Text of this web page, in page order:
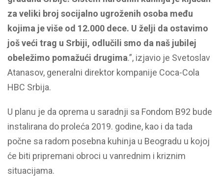
za veliki broj socijalno ugroženih osoba među
kojima je više od 12.000 dece. U želji da ostavimo
još veći trag u Srbiji, odlučili smo da naš jubilej
obeležimo pomažući drugima.”, izjavio je Svetoslav
Atanasov, generalni direktor kompanije Coca-Cola
HBC Srbija.
U planu je da oprema u saradnji sa Fondom B92 bude
instalirana do proleća 2019. godine, kao i da tada
počne sa radom posebna kuhinja u Beogradu u kojoj
će biti pripremani obroci u vanrednim i kriznim
situacijama.